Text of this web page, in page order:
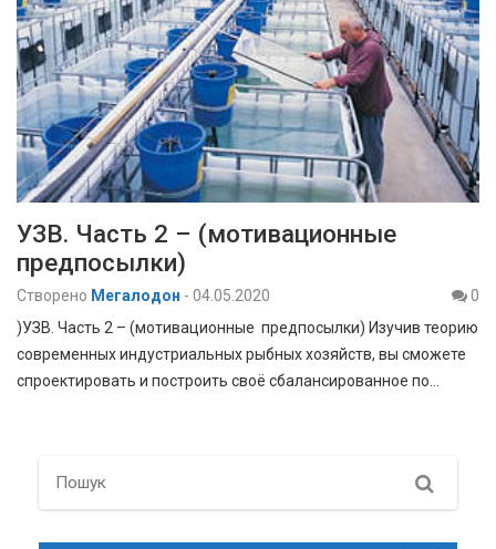
УЗВ. Часть 2 – (мотивационные
предпосылки)
Створено Мегалодон - 04.05.2020
0
)УЗВ. Часть 2 – (мотивационные предпосылки) Изучив теорию
современных индустриальных рыбных хозяйств, вы сможете
спроектировать и построить своё сбалансированное по…
Search